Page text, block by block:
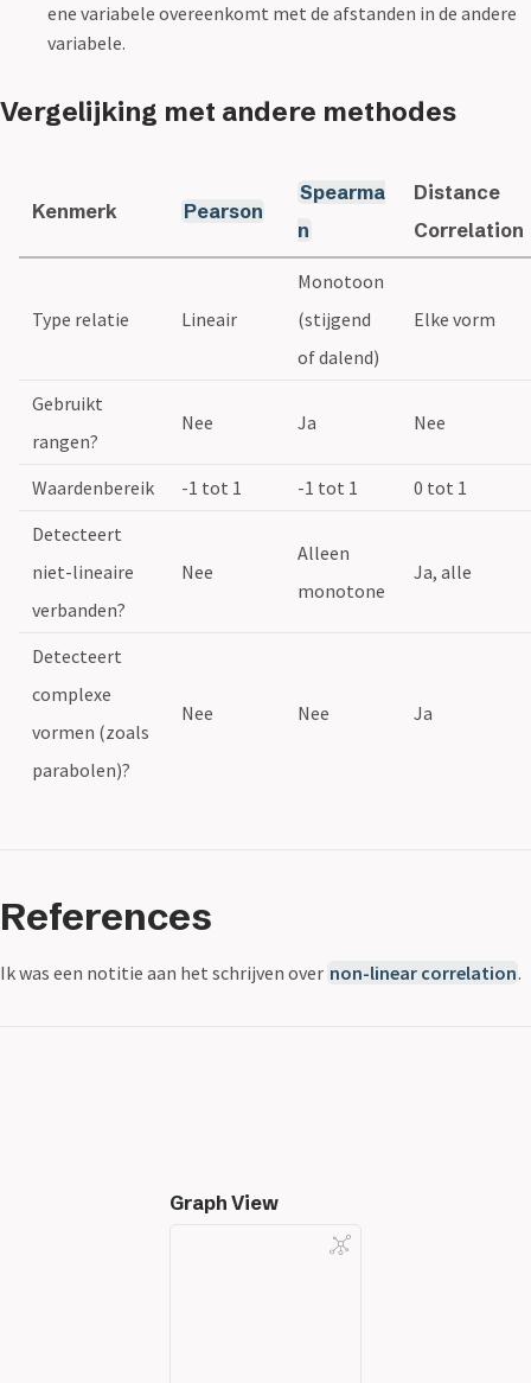
ene variabele overeenkomt met de afstanden in de andere
variabele.
Vergelijking met andere methodes
Kenmerk Pearson
Spearma
n
Distance
Correlation
Type relatie Lineair
Monotoon
(stijgend
of dalend)
Elke vorm
Gebruikt
rangen?
Nee Ja Nee
Waardenbereik -1 tot 1 -1 tot 1
0 tot 1
Detecteert
niet-lineaire
verbanden?
Nee
Alleen
monotone
Ja, alle
Detecteert
complexe
vormen (zoals
parabolen)?
Nee Nee Ja
References
Ik was een notitie aan het schrijven over non-linear correlation.
Graph View